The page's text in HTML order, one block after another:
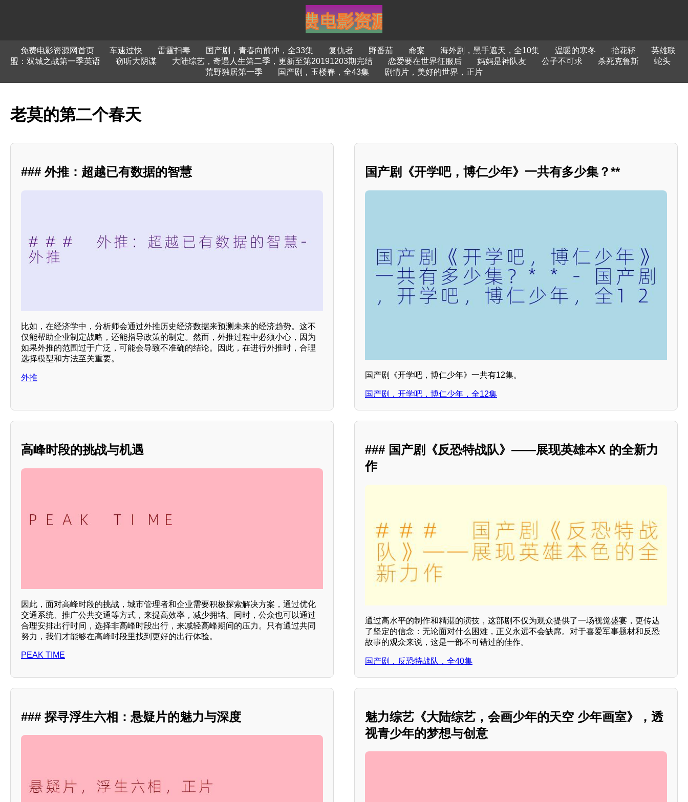
免费电影资源网首页 车速过快 雷霆扫毒 国产剧，青春向前冲，全33集 复仇者 野番茄 命案 海外剧，黑手遮天，全10集 温暖的寒冬 抬花轿
英雄联
盟：双城之战第一季英语
窃听大阴谋 大陆综艺，奇遇人生第二季，更新至第20191203期完结 恋爱要在世界征服后 妈妈是神队友 公子不可求 杀死克鲁斯
蛇头
荒野独居第一季
国产剧，玉楼春，全43集 剧情片，美好的世界，正片
老莫的第二个春天
### 外推：超越已有数据的智慧
比如，在经济学中，分析师会通过外推历史经济数据来预测未来的经济趋势。这不
仅能帮助企业制定战略，还能指导政策的制定。然而，外推过程中必须小心，因为
如果外推的范围过于广泛，可能会导致不准确的结论。因此，在进行外推时，合理
选择模型和方法至关重要。
外推
国产剧《开学吧，博仁少年》一共有多少集？**
国产剧《开学吧，博仁少年》一共有12集。
国产剧，开学吧，博仁少年，全12集
高峰时段的挑战与机遇
因此，面对高峰时段的挑战，城市管理者和企业需要积极探索解决方案，通过优化
交通系统、推广公共交通等方式，来提高效率，减少拥堵。同时，公众也可以通过
合理安排出行时间，选择非高峰时段出行，来减轻高峰期间的压力。只有通过共同
努力，我们才能够在高峰时段里找到更好的出行体验。
PEAK TIME
### 国产剧《反恐特战队》——展现英雄本X 的全新力
作
通过高水平的制作和精湛的演技，这部剧不仅为观众提供了一场视觉盛宴，更传达
了坚定的信念：无论面对什么困难，正义永远不会缺席。对于喜爱军事题材和反恐
故事的观众来说，这是一部不可错过的佳作。
国产剧，反恐特战队，全40集
### 探寻浮生六相：悬疑片的魅力与深度
魅力综艺《大陆综艺，会画少年的天空 少年画室》，透
视青少年的梦想与创意